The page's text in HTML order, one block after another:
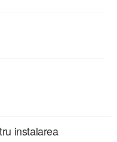
instalarea